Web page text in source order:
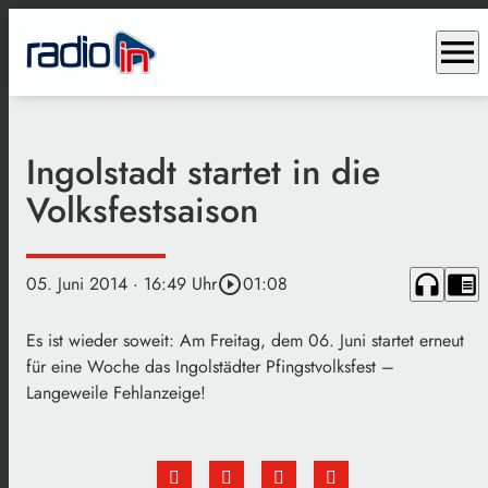
menu
Ingolstadt startet in die
Volksfestsaison
05. Juni 2014 · 16:49 Uhrplay_circle_outline01:08 headphones chrome_reader_mode
Es ist wieder soweit: Am Freitag, dem 06. Juni startet erneut
für eine Woche das Ingolstädter Pfingstvolksfest –
Langeweile Fehlanzeige!